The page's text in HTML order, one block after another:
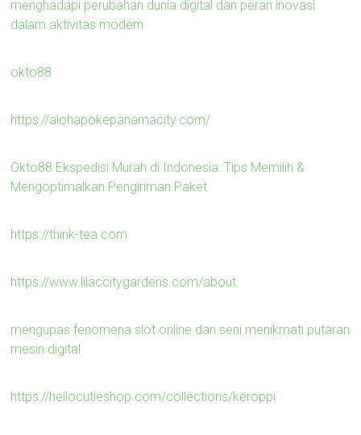
menghadapi perubahan dunia digital dan peran inovasi
dalam aktivitas modern
okto88
https://alohapokepanamacity.com/
Okto88 Ekspedisi Murah di Indonesia: Tips Memilih &
Mengoptimalkan Pengiriman Paket
https://think-tea.com
https://www.lilaccitygardens.com/about
mengupas fenomena slot online dan seni menikmati putaran
mesin digital
https://hellocutieshop.com/collections/keroppi